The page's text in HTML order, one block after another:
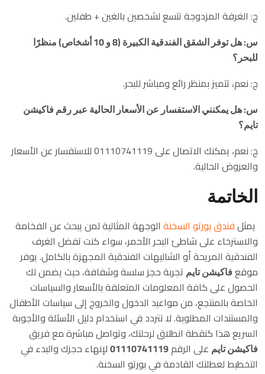
ج: الغرفة المزدوجة تتسع لشخصين بالغين + طفلين.
س: هل توفر الشقق الفندقية الكبيرة (8 و 10 أشخاص) منظرًا
للبحر؟
ج: نعم، تتميز بمنظر رائع ومباشر للبحر.
س: هل يمكنني الاستفسار عن الأسعار الحالية عبر رقم فاكيشن
تايم؟
ج: نعم، يمكنك الاتصال على 01110741119 للاستفسار عن الأسعار
والعروض الحالية.
الخاتمة
يمثلفندق بورتو السخنة الوجهة المثالية لمن يبحث عن الفخامة
والاسترخاء على شاطئ البحر الأحمر، سواء كنت تفضل الغرف
الفندقية المريحة أو الشاليهات الفندقية المجهزة بالكامل. يوفر
موقعفاكيشن تايم تجربة حجز سلسة وشفافة، حيث يضمن لك
الحصول على كافة المعلومات المتعلقة بالأسعار والسياسات
الخاصة بالمنتجع، من مواعيد الدخول والخروج إلى سياسات الأطفال
والمستندات المطلوبة. لا تتردد في استخدام دليل الأسئلة والأجوبة
السريع هذا كنقطة انطلاق لرحلتك، وتواصل مباشرة مع فريق
فاكيشن تايم على الرقم01110741119لإنهاء حجزك والبدء في
التخطيط لعطلتك القادمة في بورتو السخنة.